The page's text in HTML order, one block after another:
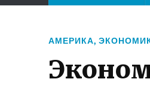
АМЕРИКА,